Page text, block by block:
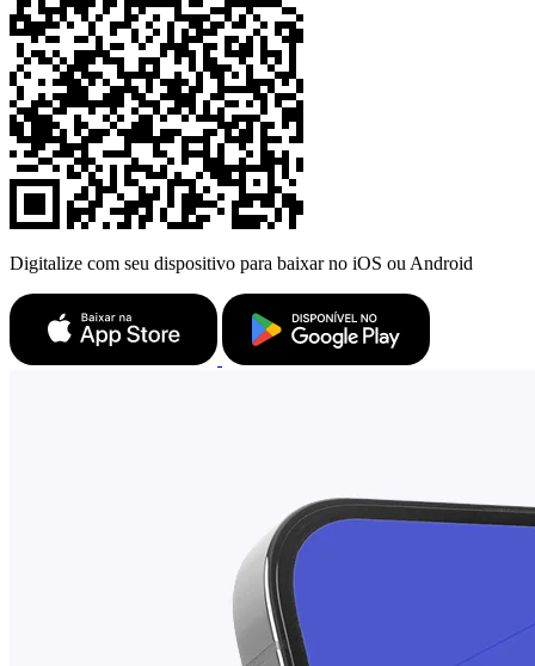
Digitalize com seu dispositivo para baixar no iOS ou Android